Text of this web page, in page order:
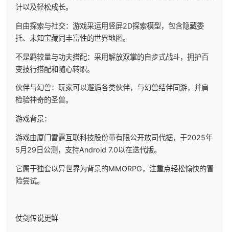
计以及轻松成长。
自由探索与社交：游戏采运用竖屏2D探索模型，包含隐藏委
托、未知宝藏同丰富性的世界地图。
不是羁较量与功夫搭配：采用解放双掌的自步式战斗，拥护百
变技行搭配和随心转职。
伙伴与幻兽：玩家可以邂逅各类伙伴，与幻兽结伴同游，并肩
检验神奇的圣兽。
游戏背景：
游戏由厦门雷霆互联科技股份带有限公开放司代据，于2025年
5月29日公测，支持Android 7.0以在迭代版。
它属于独套以异世界为背景的MMORPG，注重点轻松愉快的冒
险尝试。
仗剑传说更鲜